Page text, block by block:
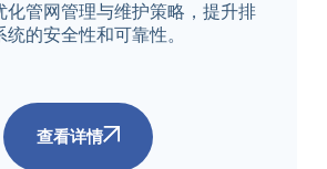
化管网管理与维护策略，提升排
统的安全性和可靠性。
查看详情